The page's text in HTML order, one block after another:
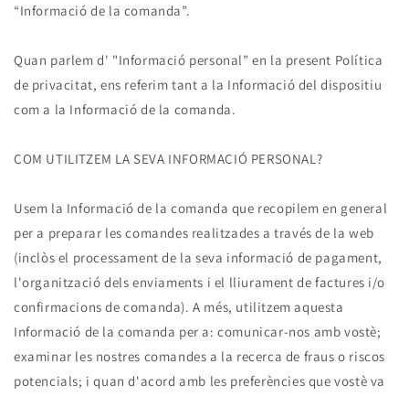
“Informació de la comanda”.
Quan parlem d' "Informació personal” en la present Política
de privacitat, ens referim tant a la Informació del dispositiu
com a la Informació de la comanda.
COM UTILITZEM LA SEVA INFORMACIÓ PERSONAL?
Usem la Informació de la comanda que recopilem en general
per a preparar les comandes realitzades a través de la web
(inclòs el processament de la seva informació de pagament,
l'organització dels enviaments i el lliurament de factures i/o
confirmacions de comanda). A més, utilitzem aquesta
Informació de la comanda per a: comunicar-nos amb vostè;
examinar les nostres comandes a la recerca de fraus o riscos
potencials; i quan d'acord amb les preferències que vostè va